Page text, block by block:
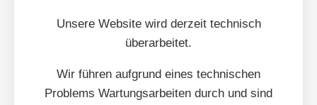
Unsere Website wird derzeit technisch
überarbeitet.
Wir führen aufgrund eines technischen
Problems Wartungsarbeiten durch und sind